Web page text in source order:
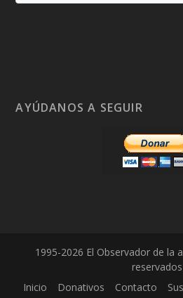
AYÚDANOS A SEGUIR
1995-2026 El Observador de la
reservados
Inicio
Donativos Contacto